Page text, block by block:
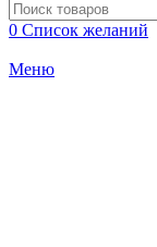
0 Список желаний
Меню